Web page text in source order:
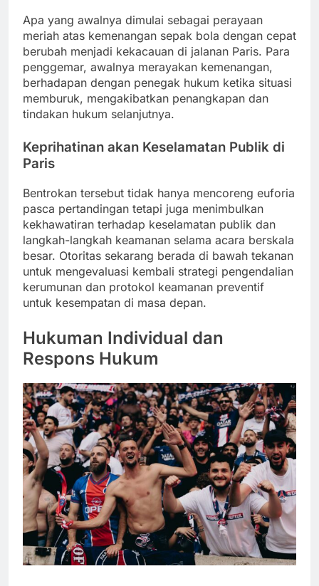
Apa yang awalnya dimulai sebagai perayaan
meriah atas kemenangan sepak bola dengan cepat
berubah menjadi kekacauan di jalanan Paris. Para
penggemar, awalnya merayakan kemenangan,
berhadapan dengan penegak hukum ketika situasi
memburuk, mengakibatkan penangkapan dan
tindakan hukum selanjutnya.
Keprihatinan akan Keselamatan Publik di
Paris
Bentrokan tersebut tidak hanya mencoreng euforia
pasca pertandingan tetapi juga menimbulkan
kekhawatiran terhadap keselamatan publik dan
langkah-langkah keamanan selama acara berskala
besar. Otoritas sekarang berada di bawah tekanan
untuk mengevaluasi kembali strategi pengendalian
kerumunan dan protokol keamanan preventif
untuk kesempatan di masa depan.
Hukuman Individual dan
Respons Hukum